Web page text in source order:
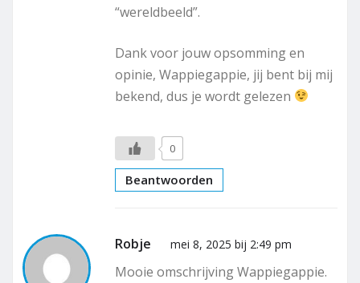
“wereldbeeld”.
Dank voor jouw opsomming en
opinie, Wappiegappie, jij bent bij mij
bekend, dus je wordt gelezen
0
Beantwoorden
Robje mei 8, 2025 bij 2:49 pm
Mooie omschrijving Wappiegappie.